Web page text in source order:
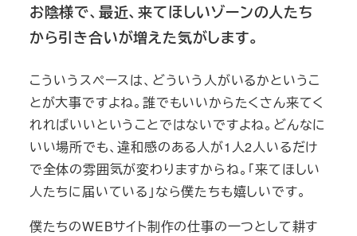
お陰様で、最近、来てほしいゾーンの人たち
から引き合いが増えた気がします。
こういうスペースは、どういう人がいるかというこ
とが大事ですよね。誰でもいいからたくさん来てく
れればいいということではないですよね。どんなに
いい場所でも、違和感のある人が1人2人いるだけ
で全体の雰囲気が変わりますからね。「来てほしい
人たちに届いている」なら僕たちも嬉しいです。
僕たちのWEBサイト制作の仕事の一つとして耕す